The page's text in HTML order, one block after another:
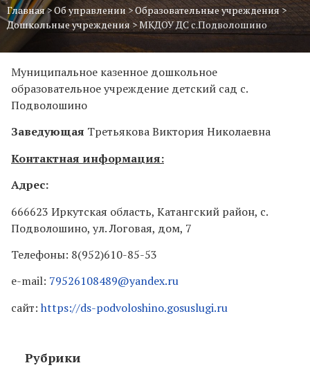
Главная>Об управлении>Образовательные учреждения>
Дошкольные учреждения>МКДОУ ДС с.Подволошино
Муниципальное казенное дошкольное
образовательное учреждение детский сад с.
Подволошино
Заведующая Третьякова Виктория Николаевна
Контактная информация:
Адрес:
666623 Иркутская область, Катангский район, с.
Подволошино, ул. Логовая, дом, 7
Телефоны: 8(952)610-85-53
e-mail: 79526108489@yandex.ru
сайт: https://ds-podvoloshino.gosuslugi.ru
Рубрики